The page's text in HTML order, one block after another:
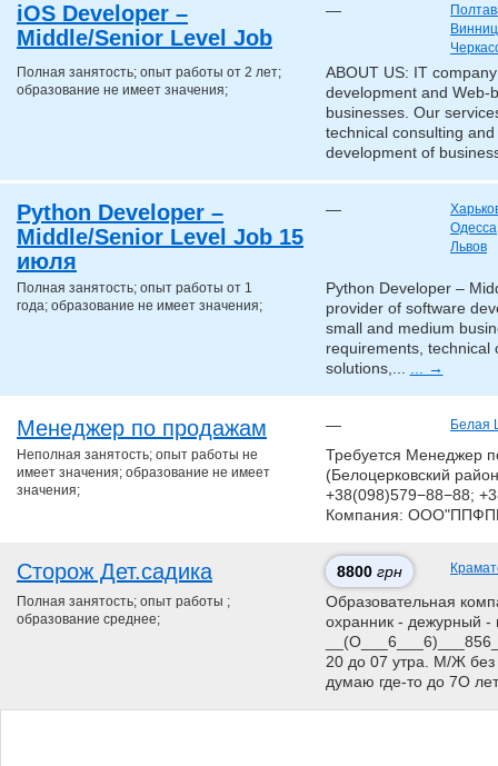
iOS Developer –
Middle/Senior Level Job
—
Полная занятость; опыт работы от 2 лет;
образование не имеет значения;
ABOUT US: IT
development and Web-
businesses. Our
technical consulting
development of
Python Developer –
Middle/Senior Level Job 15
июля
—
Одесса
Львов
Полная занятость; опыт работы от 1
года; образование не имеет значения;
Python Developer –
provider of software
small and medium
requirements, technical
solutions,... ... →
Менеджер по продажам —
Белая
Неполная занятость; опыт работы не
имеет значения; образование не имеет
значения;
Требуется Менеджер
(Белоцерковский
+38(098)579−88−88;
Компания:
Сторож Дет.садика 8800 грн
Полная занятость; опыт работы ;
образование среднее;
Образовательная
охранник - дежурный -
20 до 07 утра. М/Ж без
думаю где-то до 7О